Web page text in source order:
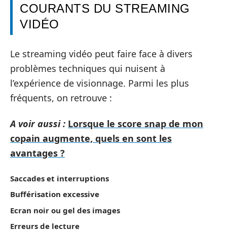
COURANTS DU STREAMING
VIDÉO
Le streaming vidéo peut faire face à divers
problèmes techniques qui nuisent à
l’expérience de visionnage. Parmi les plus
fréquents, on retrouve :
A voir aussi : Lorsque le score snap de mon
copain augmente, quels en sont les
avantages ?
Saccades et interruptions
Bufférisation excessive
Ecran noir ou gel des images
Erreurs de lecture